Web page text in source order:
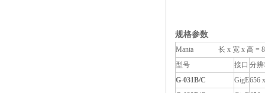
规格参数
Manta 长 x 宽 x 高 = 86.4
型号
接口 分
G-031B/C
GigE656